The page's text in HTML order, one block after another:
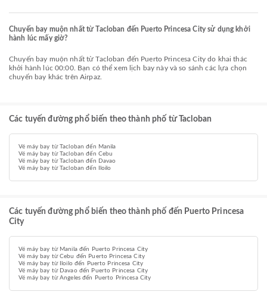
Chuyến bay muộn nhất từ Tacloban đến Puerto Princesa City sử dụng khởi
hành lúc mấy giờ?
Chuyến bay muộn nhất từ Tacloban đến Puerto Princesa City do khai thác
khởi hành lúc 00:00. Bạn có thể xem lịch bay này và so sánh các lựa chọn
chuyến bay khác trên Airpaz.
Các tuyến đường phổ biến theo thành phố từ Tacloban
Vé máy bay từ Tacloban đến Manila
Vé máy bay từ Tacloban đến Cebu
Vé máy bay từ Tacloban đến Davao
Vé máy bay từ Tacloban đến Iloilo
Các tuyến đường phổ biến theo thành phố đến Puerto Princesa
City
Vé máy bay từ Manila đến Puerto Princesa City
Vé máy bay từ Cebu đến Puerto Princesa City
Vé máy bay từ Iloilo đến Puerto Princesa City
Vé máy bay từ Davao đến Puerto Princesa City
Vé máy bay từ Angeles đến Puerto Princesa City